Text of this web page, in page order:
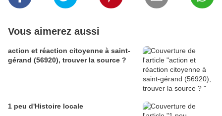
Vous aimerez aussi
action et réaction citoyenne à saint-
gérand (56920), trouver la source ?
1 peu d'Histoire locale